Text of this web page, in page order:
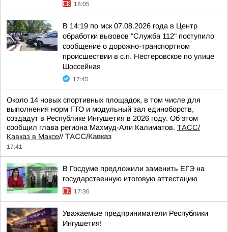
18:05
В 14:19 по мск 07.08.2026 года в Центр
обработки вызовов "Служба 112" поступило
сообщение о дорожно-транспортном
происшествии в с.п. Нестеровское по улице
Шоссейная
17:45
Около 14 новых спортивных площадок, в том числе для
выполнения норм ГТО и модульный зал единоборств,
создадут в Республике Ингушетия в 2026 году. Об этом
сообщил глава региона Махмуд-Али Калиматов. ТАСС/
Кавказ в Максе// ТАСС/Кавказ
17:41
В Госдуме предложили заменить ЕГЭ на
государственную итоговую аттестацию
17:36
Уважаемые предприниматели Республики
Ингушетия!